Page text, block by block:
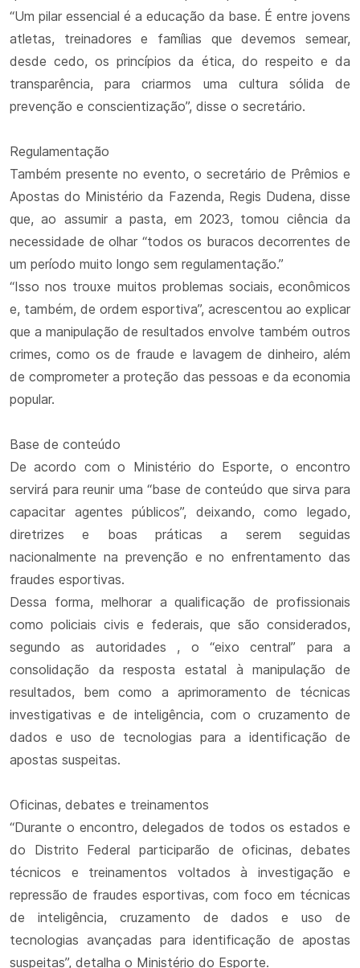
“Um pilar essencial é a educação da base. É entre jovens
atletas, treinadores e famílias que devemos semear,
desde cedo, os princípios da ética, do respeito e da
transparência, para criarmos uma cultura sólida de
prevenção e conscientização”, disse o secretário.
Regulamentação
Também presente no evento, o secretário de Prêmios e
Apostas do Ministério da Fazenda, Regis Dudena, disse
que, ao assumir a pasta, em 2023, tomou ciência da
necessidade de olhar “todos os buracos decorrentes de
um período muito longo sem regulamentação.”
“Isso nos trouxe muitos problemas sociais, econômicos
e, também, de ordem esportiva”, acrescentou ao explicar
que a manipulação de resultados envolve também outros
crimes, como os de fraude e lavagem de dinheiro, além
de comprometer a proteção das pessoas e da economia
popular.
Base de conteúdo
De acordo com o Ministério do Esporte, o encontro
servirá para reunir uma “base de conteúdo que sirva para
capacitar agentes públicos”, deixando, como legado,
diretrizes e boas práticas a serem seguidas
nacionalmente na prevenção e no enfrentamento das
fraudes esportivas.
Dessa forma, melhorar a qualificação de profissionais
como policiais civis e federais, que são considerados,
segundo as autoridades , o “eixo central” para a
consolidação da resposta estatal à manipulação de
resultados, bem como a aprimoramento de técnicas
investigativas e de inteligência, com o cruzamento de
dados e uso de tecnologias para a identificação de
apostas suspeitas.
Oficinas, debates e treinamentos
“Durante o encontro, delegados de todos os estados e
do Distrito Federal participarão de oficinas, debates
técnicos e treinamentos voltados à investigação e
repressão de fraudes esportivas, com foco em técnicas
de inteligência, cruzamento de dados e uso de
tecnologias avançadas para identificação de apostas
suspeitas”, detalha o Ministério do Esporte.